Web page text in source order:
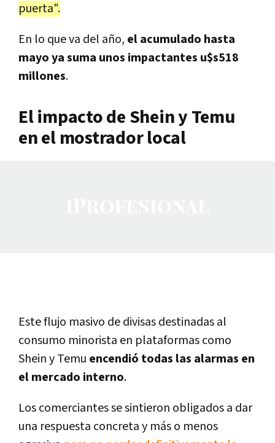
puerta".
En lo que va del año, el acumulado hasta
mayo ya suma unos impactantes u$s518
millones.
El impacto de Shein y Temu
en el mostrador local
Este flujo masivo de divisas destinadas al
consumo minorista en plataformas como
Shein y Temu encendió todas las alarmas en
el mercado interno.
Los comerciantes se sintieron obligados a dar
una respuesta concreta y más o menos